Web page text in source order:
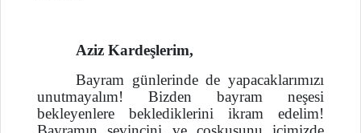
Aziz Kardeşlerim,
Bayram günlerinde de yapacaklarımızı
unutmayalım! Bizden bayram neşesi
bekleyenlere beklediklerini ikram edelim!